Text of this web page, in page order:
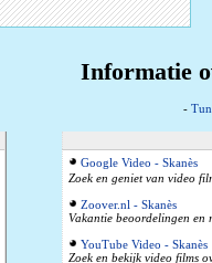
Informatie
-
Google Video - Skanès
Zoek en geniet van video
Zoover.nl - Skanès
Vakantie beoordelingen en
YouTube Video - Skanès
Zoek en bekijk video films